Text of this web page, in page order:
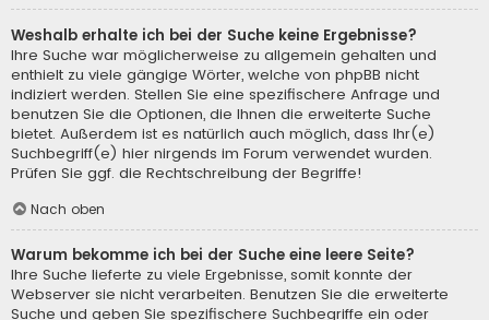
Weshalb erhalte ich bei der Suche keine Ergebnisse?
Ihre Suche war möglicherweise zu allgemein gehalten und
enthielt zu viele gängige Wörter, welche von phpBB nicht
indiziert werden. Stellen Sie eine spezifischere Anfrage und
benutzen Sie die Optionen, die Ihnen die erweiterte Suche
bietet. Außerdem ist es natürlich auch möglich, dass Ihr(e)
Suchbegriff(e) hier nirgends im Forum verwendet wurden.
Prüfen Sie ggf. die Rechtschreibung der Begriffe!
Nach oben
Warum bekomme ich bei der Suche eine leere Seite?
Ihre Suche lieferte zu viele Ergebnisse, somit konnte der
Webserver sie nicht verarbeiten. Benutzen Sie die erweiterte
Suche und geben Sie spezifischere Suchbegriffe ein oder